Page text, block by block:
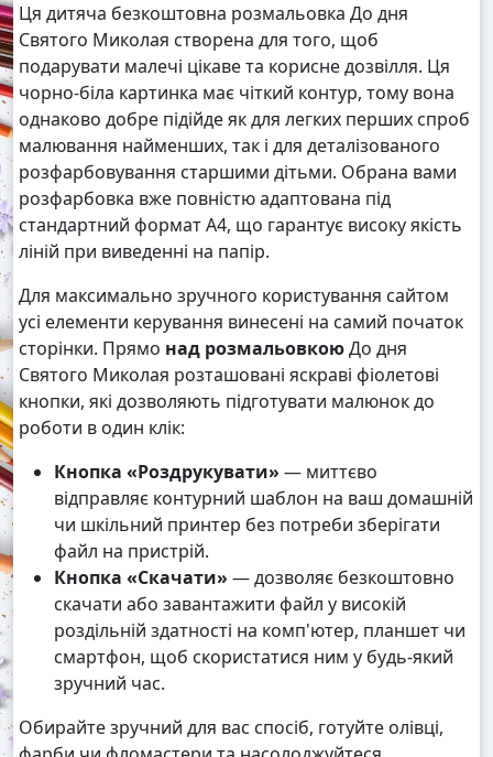
Ця дитяча безкоштовна розмальовка До дня
Святого Миколая створена для того, щоб
подарувати малечі цікаве та корисне дозвілля. Ця
чорно-біла картинка має чіткий контур, тому вона
однаково добре підійде як для легких перших спроб
малювання найменших, так і для деталізованого
розфарбовування старшими дітьми. Обрана вами
розфарбовка вже повністю адаптована під
стандартний формат А4, що гарантує високу якість
ліній при виведенні на папір.
Для максимально зручного користування сайтом
усі елементи керування винесені на самий початок
сторінки. Прямо над розмальовкоюДо дня
Святого Миколая розташовані яскраві фіолетові
кнопки, які дозволяють підготувати малюнок до
роботи в один клік:
Кнопка «Роздрукувати» — миттєво
відправляє контурний шаблон на ваш домашній
чи шкільний принтер без потреби зберігати
файл на пристрій.
Кнопка «Скачати» — дозволяє безкоштовно
скачати або завантажити файл у високій
роздільній здатності на комп'ютер, планшет чи
смартфон, щоб скористатися ним у будь-який
зручний час.
Обирайте зручний для вас спосіб, готуйте олівці,